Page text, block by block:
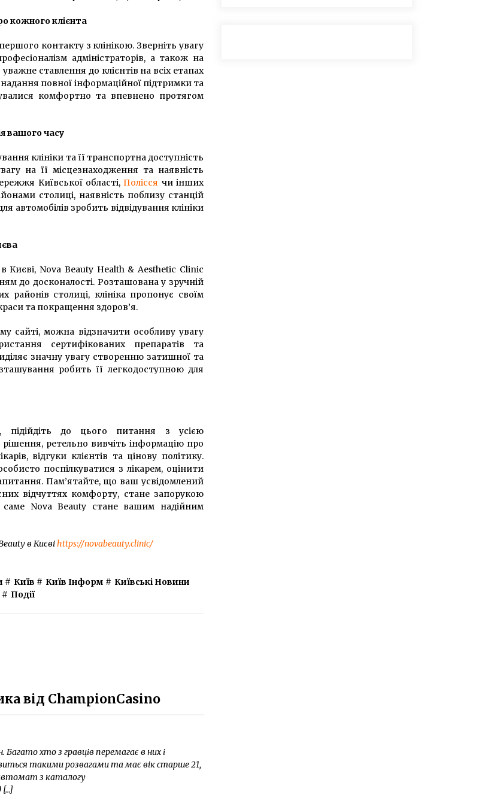
кожного клієнта
контакту з клінікою. Зверніть увагу
адміністраторів, а також на
ставлення до клієнтів на всіх етапах
повної інформаційної підтримки та
комфортно та впевнено протягом
вашого часу
клініки та її транспортна доступність
на її місцезнаходження та наявність
Київської області,Полісся чи інших
столиці, наявність поблизу станцій
автомобілів зробить відвідування клініки
Києві, Nova Beauty Health & Aesthetic Clinic
до досконалості. Розташована у зручній
районів столиці, клініка пропонує своїм
та покращення здоров’я.
сайті, можна відзначити особливу увагу
сертифікованих препаратів та
значну увагу створенню затишної та
робить її легкодоступною для
підійдіть до цього питання з усією
ретельно вивчіть інформацію про
відгуки клієнтів та цінову політику.
поспілкуватися з лікарем, оцінити
Пам’ятайте, що ваш усвідомлений
відчуттях комфорту, стане запорукою
саме Nova Beauty стане вашим надійним
в Києвіhttps://novabeauty.clinic/
# Київ # Київ Інформ # Київські Новини
# Події
від ChampionCasino
хто з гравців перемагає в них і
такими розвагами та має вік старше 21,
з каталогу
[…]